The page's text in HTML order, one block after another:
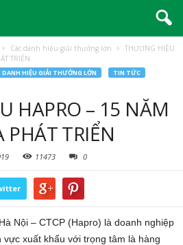
Các danh hiệu giải thưởng lớn
THƯƠNG HIỆU
TRIỂN
DANH HIỆU GIẢI THƯỞNG LỚN
TIN TỨC
HAPRO – 15 NĂM
PHÁT TRIỂN
11473 0
Nội – CTCP (Hapro) là doanh nghiệp
xuất khẩu với trọng tâm là hàng